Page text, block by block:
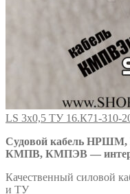
LS 3х0,5 ТУ 16.К71-310-
Судовой кабель
КМПВ, КМПЭВ —
Качественный силовой
и ТУ